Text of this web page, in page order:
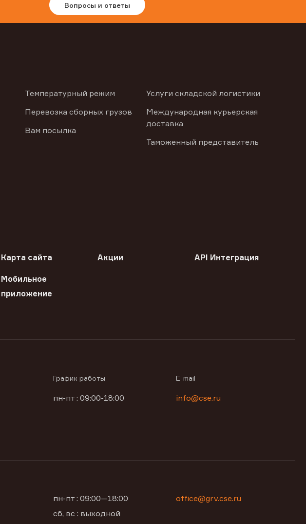
Вопросы и ответы
Температурный режим
Перевозка сборных грузов
Вам посылка
Услуги складской логистики
Международная курьерская
доставка
Таможенный представитель
Карта сайта Акции API Интеграция
Мобильное
приложение
График работы
пн-пт : 09:00-18:00
E-mail
info@cse.ru
пн-пт : 09:00—18:00
сб, вс : выходной
office@grv.cse.ru